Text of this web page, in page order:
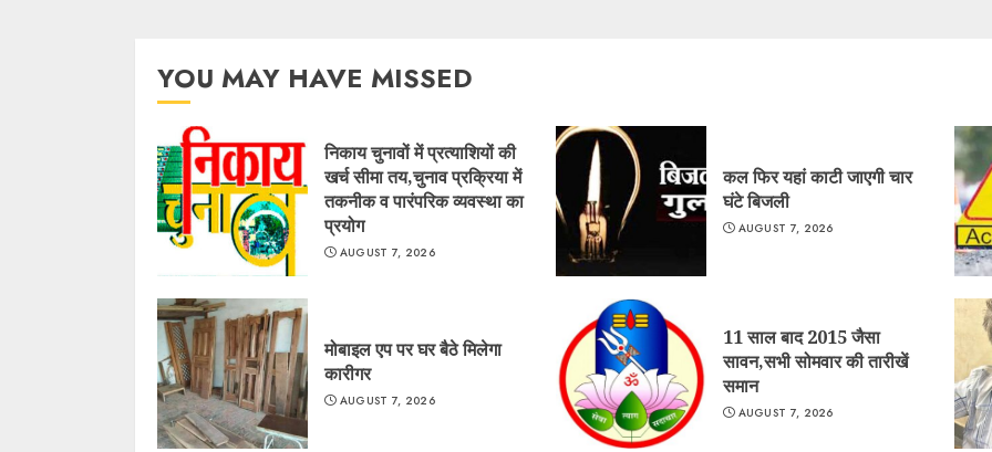
YOU MAY HAVE MISSED
निकाय चुनावों में प्रत्याशियों की
खर्च सीमा तय,चुनाव प्रक्रिया में
तकनीक व पारंपरिक व्यवस्था का
प्रयोग
AUGUST 7, 2026
कल फिर यहां काटी जाएगी चार
घंटे बिजली
AUGUST 7, 2026
मोबाइल एप पर घर बैठे मिलेगा
कारीगर
AUGUST 7, 2026
11 साल बाद 2015 जैसा
सावन,सभी सोमवार की तारीखें
समान
AUGUST 7, 2026